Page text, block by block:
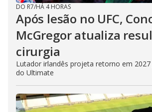
DO R7/HÁ 4 HORAS
Após lesão no UFC,
McGregor atualiza
cirurgia
Lutador irlandês projeta retorno em 2027
do Ultimate